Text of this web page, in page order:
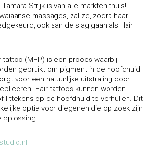
Strijk is van alle markten thuis!
massages, zal ze, zodra haar
ook aan de slag gaan als Hair
tattoo (MHP) is een proces waarbij
gebruikt om pigment in de hoofdhuid
voor een natuurlijke uitstraling door
Hair tattoos kunnen worden
littekens op de hoofdhuid te verhullen. Dit
optie voor diegenen die op zoek zijn
oplossing.